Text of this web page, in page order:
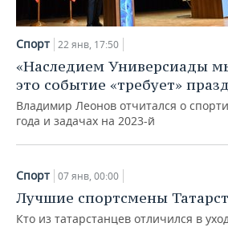
Спорт 22 янв, 17:50
«Наследием Универсиады
это событие «требует»
Владимир Леонов отчитался о
года и задачах на 2023-й
Спорт 07 янв, 00:00
Лучшие спортсмены
Кто из татарстанцев отличился в